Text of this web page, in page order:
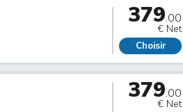
379.00
€ Net
Choisir
379.00
€ Net